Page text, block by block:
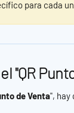
para cada
"QR
de Venta", hay